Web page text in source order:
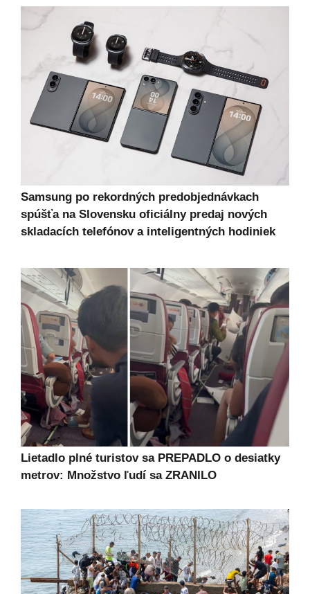
Samsung po rekordných predobjednávkach
spúšťa na Slovensku oficiálny predaj nových
skladacích telefónov a inteligentných hodiniek
Lietadlo plné turistov sa PREPADLO o desiatky
metrov: Množstvo ľudí sa ZRANILO